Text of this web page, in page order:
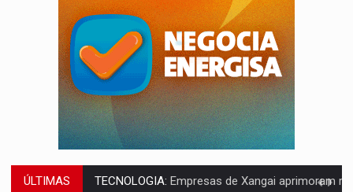
ÚLTIMAS PROTEGE A TERRA:China descobre como explodir asteroide com bomba